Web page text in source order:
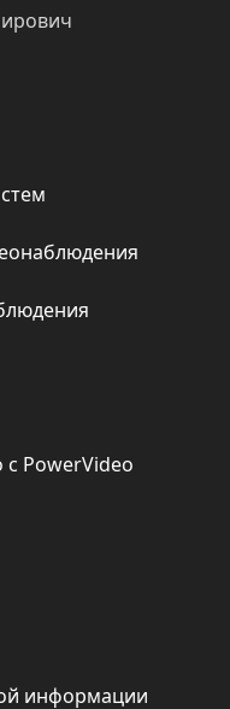
с PowerVideo
информации